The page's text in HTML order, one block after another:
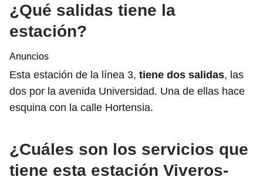
¿Qué salidas tiene la
estación?
Anuncios
Esta estación de la línea 3, tiene dos salidas, las
dos por la avenida Universidad. Una de ellas hace
esquina con la calle Hortensia.
¿Cuáles son los servicios que
tiene esta estación Viveros-